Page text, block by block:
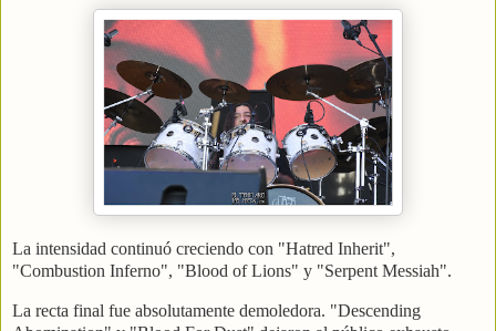
La intensidad continuó creciendo con "Hatred Inherit",
"Combustion Inferno", "Blood of Lions" y "Serpent Messiah".
La recta final fue absolutamente demoledora. "Descending